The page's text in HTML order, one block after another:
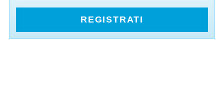
REGISTRATI